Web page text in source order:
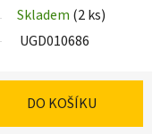
Skladem (2 ks)
UGD010686
DO KOŠÍKU